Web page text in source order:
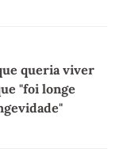
queria viver
"foi longe